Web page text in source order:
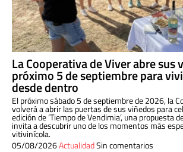
La Cooperativa de Viver abre sus
próximo 5 de septiembre para
desde dentro
El próximo sábado 5 de septiembre de 2026, la
volverá a abrir las puertas de sus viñedos para
edición de ‘Tiempo de Vendimia’, una propuesta
invita a descubrir uno de los momentos más
vitivinícola.
05/08/2026ActualidadSin comentarios